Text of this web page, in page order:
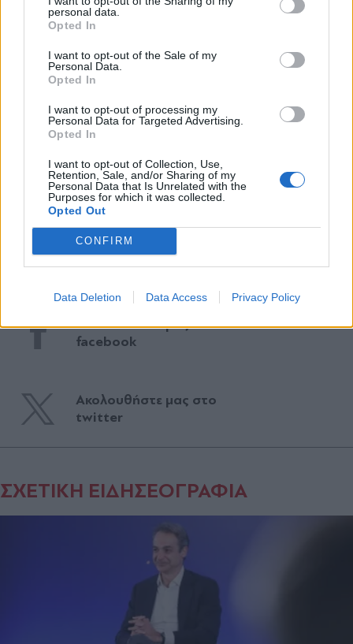
personal data.
Opted In
I want to opt-out of the Sale of my
Personal Data.
Opted In
I want to opt-out of processing my
Personal Data for Targeted Advertising.
Opted In
I want to opt-out of Collection, Use,
Retention, Sale, and/or Sharing of my
Personal Data that Is Unrelated with the
Purposes for which it was collected.
Opted Out
CONFIRM
Data Deletion Data Access Privacy Policy
της κοινωνίας και όλοι μαζί όπως έχουμε
λύσεις στα ζητήματα που απασχολούν τον
#Άκης Σκέρτσος#Νέα Δημοκρατία#Αντάρτες
Ακολουθήστε το
parapolitika.gr στο Google
News για άμεση και έγκυρη
Ακολουθήστε μας στο
facebook
Ακολουθήστε μας στο
twitter
ΣΧΕΤΙΚΗ ΕΙΔΗΣΕΟΓΡΑΦΙΑ
Αποδέχομαι τους
και την πολιτική απορρήτου
X